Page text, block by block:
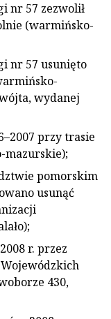
nr 57 zezwolił
(warmińsko-
nr 57 usunięto
wydanej
przy trasie
mazurskie);
pomorskim
usunąć
r. przez
430,